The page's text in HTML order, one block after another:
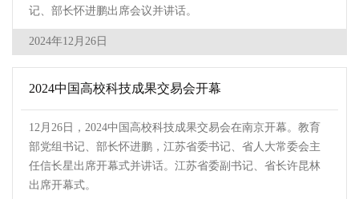
记、部长怀进鹏出席会议并讲话。
2024年12月26日
2024中国高校科技成果交易会开幕
12月26日，2024中国高校科技成果交易会在南京开幕。教育
部党组书记、部长怀进鹏，江苏省委书记、省人大常委会主
任信长星出席开幕式并讲话。江苏省委副书记、省长许昆林
出席开幕式。